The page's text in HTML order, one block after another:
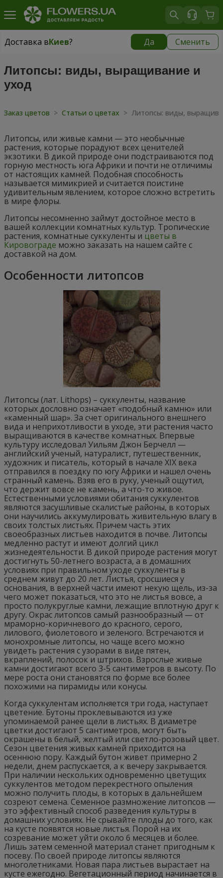
Доставка вКиев? Да Сменить
Доставка вКиев
Литопсы: виды, выращивание и
уход
Заказ цветов > Статьи о цветах > Литопсы: виды,
Литопсы, или живые камни — это необычные
растения, которые порадуют всех ценителей
экзотики. В дикой природе они подстраиваются под
горную местность юга Африки и почти не отличимы
от настоящих камней. Подобная способность
называется мимикрией и считается поистине
удивительным явлением, которое сложно встретить
в мире флоры.
Литопсы несомненно займут достойное место в
вашей коллекции комнатных культур. Тропические
растения, комнатные суккуленты и цветы в
Кировограде можно заказать на нашем сайте с
доставкой на дом.
Особенности литопсов
Литопсы (лат. Lithops) – суккуленты, название
которых дословно означает «подобный камню» или
«каменный шар». За счет оригинального внешнего
вида и неприхотливости в уходе, эти растения часто
выращиваются в качестве комнатных. Впервые
культуру исследовал Уильям Джон Берчелл —
английский ученый, натуралист, путешественник,
художник и писатель, который в начале XIX века
отправился в поездку по югу Африки и нашел очень
странный камень. Взяв его в руку, ученый ощутил,
что держит вовсе не камень, а что-то живое.
Естественными условиями обитания суккулентов
являются засушливые скалистые районы, в которых
они научились аккумулировать живительную влагу в
своих толстых листьях. Причем часть этих
своеобразных листьев находится в почве. Литопсы
медленно растут и имеют долгий цикл
жизнедеятельности. В дикой природе растения могут
достигнуть 50-летнего возраста, а в домашних
условиях при правильном уходе суккуленты в
среднем живут до 20 лет. Листья, сросшиеся у
основания, в верхней части имеют некую щель, из-за
чего может показаться, что это не листья вовсе, а
просто полукруглые камни, лежащие вплотную друг к
другу. Окрас литопсов самый разнообразный — от
мраморно-коричневого до красного, серого,
лилового, фиолетового и зеленого. Встречаются и
монохромные литопсы, но чаще всего можно
увидеть растения с узорами в виде пятен,
вкраплений, полосок и штрихов. Взрослые живые
камни достигают всего 3-5 сантиметров в высоту. По
мере роста они становятся по форме все более
похожими на пирамиды или конусы.
Когда суккулентам исполняется три года, наступает
цветение. Бутоны проклевываются из уже
упоминаемой ранее щели в листьях. В диаметре
цветки достигают 5 сантиметров, могут быть
окрашены в белый, желтый или светло-розовый цвет.
Сезон цветения живых камней приходится на
осеннюю пору. Каждый бутон живет примерно 2
недели, днем распускается, а к вечеру закрывается.
При наличии нескольких одновременно цветущих
суккулентов методом перекрестного опыления
можно получить плоды, в которых в дальнейшем
созреют семена. Семенное размножение литопсов —
это эффективный способ разведения культуры в
домашних условиях. Не срывайте плоды до того, как
на кусте появятся новые листья. Порой на их
созревание может уйти около 6 месяцев и более.
Лишь затем семенной материал станет пригодным к
посеву. По своей природе литопсы являются
многолетниками. Новая пара листьев вырастает на
кусте ежегодно. Вегетационный период начинается в